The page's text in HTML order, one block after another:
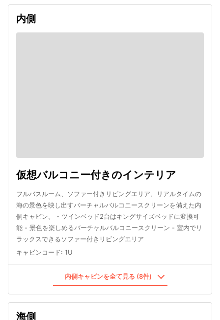
内側
仮想バルコニー付きのインテリア
フルバスルーム、ソファー付きリビングエリア、リアルタイムの
海の景色を映し出すバーチャルバルコニースクリーンを備えた内
側キャビン。 - ツインベッド2台はキングサイズベッドに変換可
能 - 景色を楽しめるバーチャルバルコニースクリーン - 室内でリ
ラックスできるソファー付きリビングエリア
キャビンコード: 1U
内側キャビンを全て見る (8件)
海側